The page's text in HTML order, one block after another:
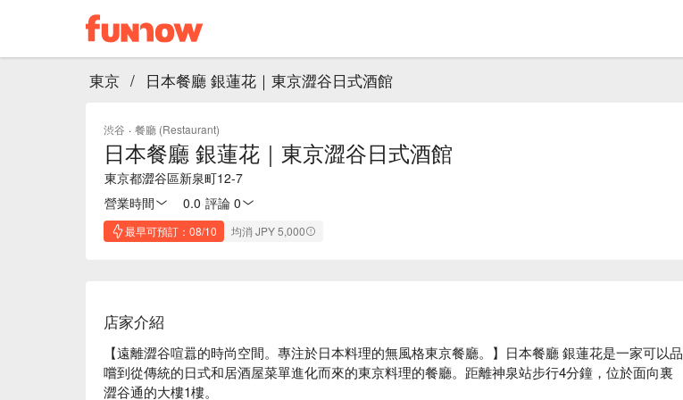
東京 / 日本餐廳 銀蓮花｜東京澀谷日式酒館
渋谷 · 餐廳 (Restaurant)
日本餐廳 銀蓮花｜東京澀谷日式酒館
東京都澀谷區新泉町12-7
營業時間
0.0 評論 0
最早可預訂：08/10 均消 JPY 5,000
店家介紹
【遠離澀谷喧囂的時尚空間。專注於日本料理的無風格東京餐廳。】日本餐廳 銀蓮花是一家可以品
嚐到從傳統的日式和居酒屋菜單進化而來的東京料理的餐廳。距離神泉站步行4分鐘，位於面向裏
澀谷通的大樓1樓。